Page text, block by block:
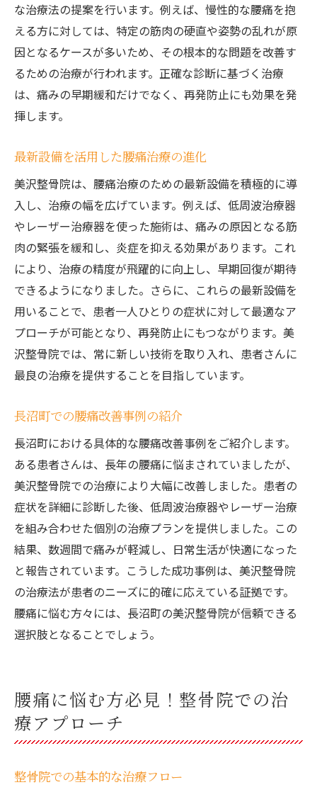
整骨院での患者教育プログラムの提供
腰痛に関する正しい情報提供の重要性
患者と整骨院の信頼関係構築法
腰痛改善を目指す整骨院での具体的な治療体験
実際の施術風景と治療の流れ
整骨院での治療開始から改善までの過程
患者の健康回復を支える施術の一部始終
整骨院での継続的なサポートの実際
な治療法の提案を行います。例えば、慢性的な腰痛を抱
える方に対しては、特定の筋肉の硬直や姿勢の乱れが原
因となるケースが多いため、その根本的な問題を改善す
るための治療が行われます。正確な診断に基づく治療
は、痛みの早期緩和だけでなく、再発防止にも効果を発
揮します。
最新設備を活用した腰痛治療の進化
美沢整骨院は、腰痛治療のための最新設備を積極的に導
入し、治療の幅を広げています。例えば、低周波治療器
やレーザー治療器を使った施術は、痛みの原因となる筋
肉の緊張を緩和し、炎症を抑える効果があります。これ
により、治療の精度が飛躍的に向上し、早期回復が期待
できるようになりました。さらに、これらの最新設備を
用いることで、患者一人ひとりの症状に対して最適なア
プローチが可能となり、再発防止にもつながります。美
沢整骨院では、常に新しい技術を取り入れ、患者さんに
最良の治療を提供することを目指しています。
長沼町での腰痛改善事例の紹介
長沼町における具体的な腰痛改善事例をご紹介します。
ある患者さんは、長年の腰痛に悩まされていましたが、
美沢整骨院での治療により大幅に改善しました。患者の
症状を詳細に診断した後、低周波治療器やレーザー治療
を組み合わせた個別の治療プランを提供しました。この
結果、数週間で痛みが軽減し、日常生活が快適になった
と報告されています。こうした成功事例は、美沢整骨院
の治療法が患者のニーズに的確に応えている証拠です。
腰痛に悩む方々には、長沼町の美沢整骨院が信頼できる
選択肢となることでしょう。
腰痛に悩む方必見！整骨院での治
療アプローチ
整骨院での基本的な治療フロー